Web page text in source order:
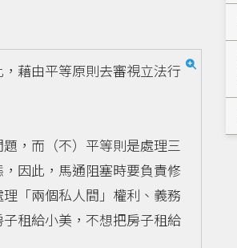
藉由平等原則去審視立法行
，而（不）平等則是處理三
，因此，馬通阻塞時要負責修
「兩個私人間」權利、義務
租給小美，不想把房子租給